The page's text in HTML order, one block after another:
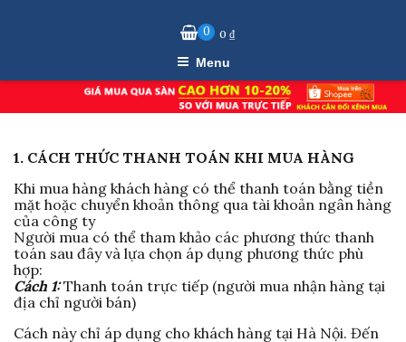
0 0₫
Menu
1. CÁCH THỨC THANH TOÁN KHI MUA HÀNG
Khi mua hàng khách hàng có thể thanh toán bằng tiền
mặt hoặc chuyển khoản thông qua tài khoản ngân hàng
của công ty
Người mua có thể tham khảo các phương thức thanh
toán sau đây và lựa chọn áp dụng phương thức phù
hợp:
Cách 1:Thanh toán trực tiếp (người mua nhận hàng tại
địa chỉ người bán)
Cách này chỉ áp dụng cho khách hàng tại Hà Nội. Đến